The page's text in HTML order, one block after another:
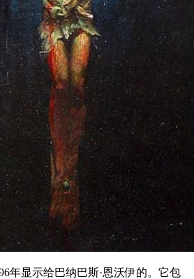
年显示给巴纳巴斯·恩沃伊的。它包